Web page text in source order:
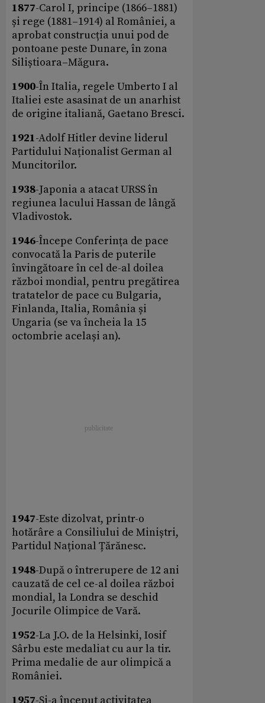
1877-Carol I, principe (1866–1881)
și rege (1881–1914) al României, a
aprobat construcția unui pod de
pontoane peste Dunare, în zona
Siliștioara–Măgura.
1900-În Italia, regele Umberto I al
Italiei este asasinat de un anarhist
de origine italiană, Gaetano Bresci.
1921-Adolf Hitler devine liderul
Partidului Naționalist German al
Muncitorilor.
1938-Japonia a atacat URSS în
regiunea lacului Hassan de lângă
Vladivostok.
1946-Începe Conferința de pace
convocată la Paris de puterile
învingătoare în cel de-al doilea
război mondial, pentru pregătirea
tratatelor de pace cu Bulgaria,
Finlanda, Italia, România și
Ungaria (se va încheia la 15
octombrie același an).
1947-Este dizolvat, printr-o
hotărâre a Consiliului de Miniștri,
Partidul Național Țărănesc.
1948-După o întrerupere de 12 ani
cauzată de cel ce-al doilea război
mondial, la Londra se deschid
Jocurile Olimpice de Vară.
1952-La J.O. de la Helsinki, Iosif
Sârbu este medaliat cu aur la tir.
Prima medalie de aur olimpică a
României.
1957-Și-a început activitatea